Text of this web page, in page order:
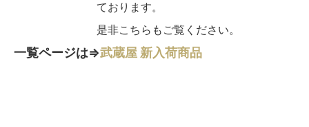
ております。
是非こちらもご覧ください。
一覧ページは⇒武蔵屋 新入荷商品